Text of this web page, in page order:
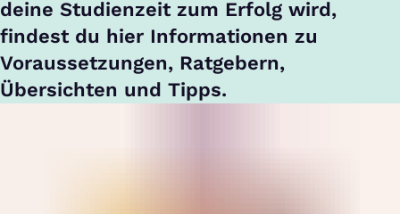
deine Studienzeit zum Erfolg wird,
findest du hier Informationen zu
Voraussetzungen, Ratgebern,
Übersichten und Tipps.